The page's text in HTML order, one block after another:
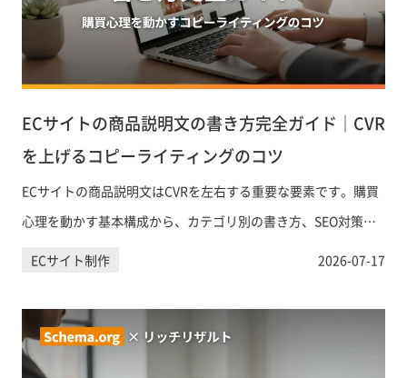
ECサイトの商品説明文の書き方完全ガイド｜CVR
を上げるコピーライティングのコツ
ECサイトの商品説明文はCVRを左右する重要な要素です。購買
心理を動かす基本構成から、カテゴリ別の書き方、SEO対策、
AIツールの活用まで、実践的なポイントを網羅的に解説しま
ECサイト制作 2026-07-17